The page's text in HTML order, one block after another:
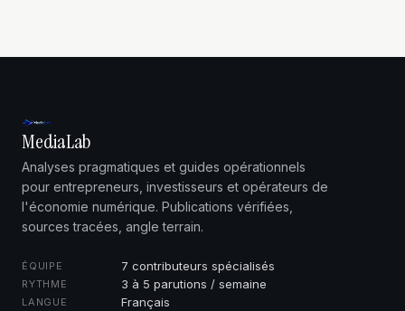
MediaLab
Analyses pragmatiques et guides opérationnels
pour entrepreneurs, investisseurs et opérateurs de
l'économie numérique. Publications vérifiées,
sources tracées, angle terrain.
ÉQUIPE 7 contributeurs spécialisés
RYTHME 3 à 5 parutions / semaine
LANGUE Français